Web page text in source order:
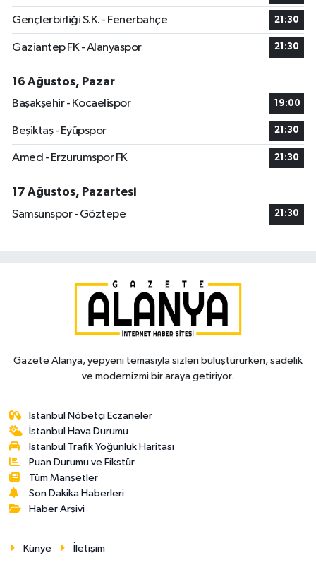
Gençlerbirliği S.K. - Fenerbahçe 21:30
Gaziantep FK - Alanyaspor 21:30
16 Ağustos, Pazar
Başakşehir - Kocaelispor
19:00
Beşiktaş - Eyüpspor 21:30
Amed - Erzurumspor FK 21:30
17 Ağustos, Pazartesi
Samsunspor - Göztepe
21:30
Gazete Alanya, yepyeni temasıyla sizleri buluştururken, sadelik
ve modernizmi bir araya getiriyor.
İstanbul Nöbetçi Eczaneler
İstanbul Hava Durumu
İstanbul Trafik Yoğunluk Haritası
Puan Durumu ve Fikstür
Tüm Manşetler
Son Dakika Haberleri
Haber Arşivi
Künye İletişim